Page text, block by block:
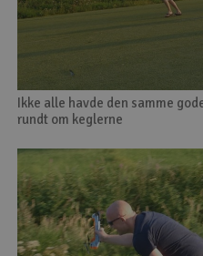
Ikke alle havde den samme
rundt om keglerne